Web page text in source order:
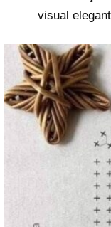
visual